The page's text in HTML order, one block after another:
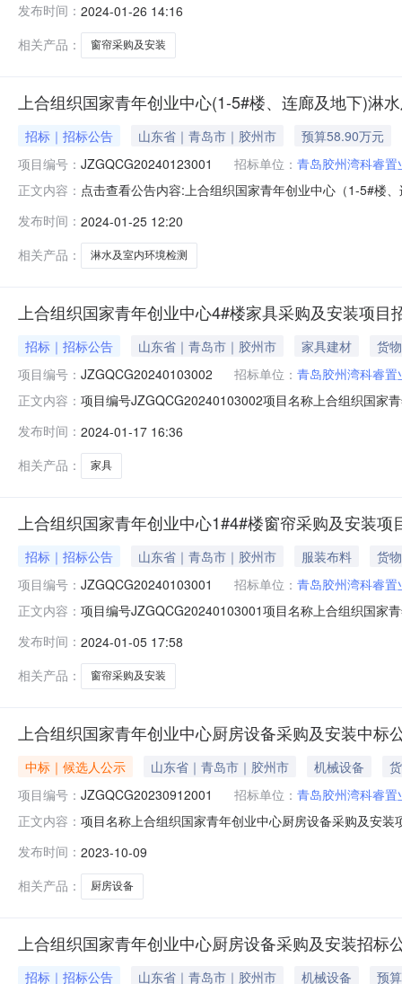
二、其他：上合组织国家青年创业中心1#4#楼窗帘采购
二、项目名
发布时间： 2024-01-26 14:16
相关产品：
窗帘采购及安装
上合组织国家青年创业中心(1-5#楼、连廊及地下)淋
招标｜招标公告 山东省｜青岛市｜胶州市
预算58.90万元
项目编号： JZGQCG20240123001 招标单位： 青岛胶州湾科睿置
正文内容： 点击查看公告内容:上合组织国家青年创业中心（1-5#楼
目审批/核准/备案机关批准，项目资金来源为自筹资金
概
发布时间： 2024-01-25 12:20
相关产品：
淋水及室内环境检测
上合组织国家青年创业中心4#楼家具采购及安装项目
招标｜招标公告 山东省｜青岛市｜胶州市 家具建材
货物
项目编号： JZGQCG20240103002 招标单位： 青岛胶州湾科睿置
正文内容： 项目编号JZGQCG20240103002项目名称上合组织国家
1800:00:00公告截止时间暨报名截止时间2024-02-
发布时间： 2024-01-17 16:36
相关产品：
家具
上合组织国家青年创业中心1#4#楼窗帘采购及安装项
招标｜招标公告 山东省｜青岛市｜胶州市 服装布料
货物
项目编号： JZGQCG20240103001 招标单位： 青岛胶州湾科睿置
正文内容： 项目编号JZGQCG20240103001项目名称上合组织国家
0600:00:00公告截止时间暨报名截止时间2024-01-
发布时间： 2024-01-05 17:58
相关产品：
窗帘采购及安装
上合组织国家青年创业中心厨房设备采购及安装中标
中标｜候选人公示 山东省｜青岛市｜胶州市 机械设备
项目编号： JZGQCG20230912001 招标单位： 青岛胶州湾科睿置
正文内容： 项目名称上合组织国家青年创业中心厨房设备采购及安
10-1000:00:00至2023-10-1100:00:00主要中标或者成交
发布时间： 2023-10-09
相关产品：
厨房设备
上合组织国家青年创业中心厨房设备采购及安装招标
招标｜招标公告 山东省｜青岛市｜胶州市 机械设备
预